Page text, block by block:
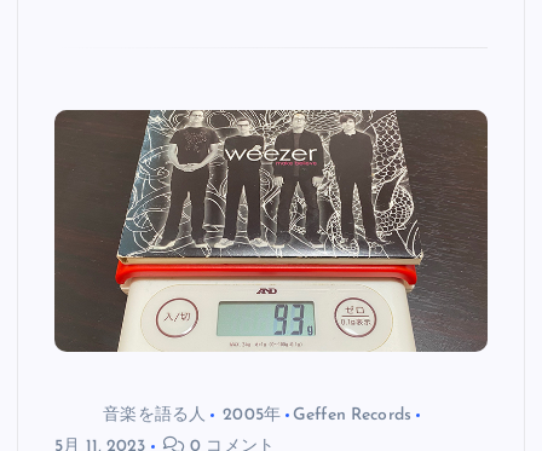
音楽を語る人 2005年
Geffen Records
5月 11, 2023
0 コメント